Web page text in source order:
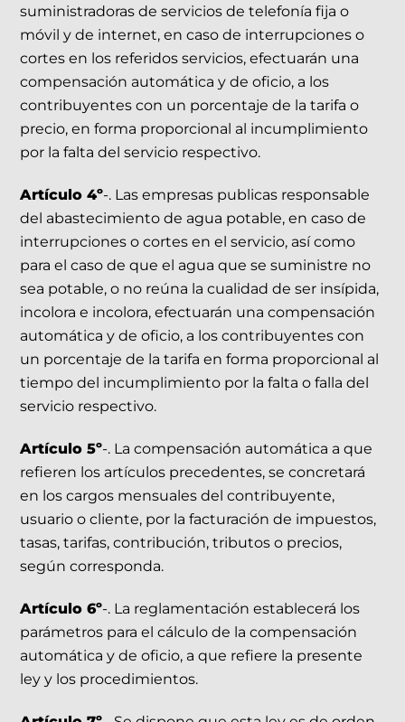
suministradoras de servicios de telefonía fija o
móvil y de internet, en caso de interrupciones o
cortes en los referidos servicios, efectuarán una
compensación automática y de oficio, a los
contribuyentes con un porcentaje de la tarifa o
precio, en forma proporcional al incumplimiento
por la falta del servicio respectivo.
Artículo 4º-. Las empresas publicas responsable
del abastecimiento de agua potable, en caso de
interrupciones o cortes en el servicio, así como
para el caso de que el agua que se suministre no
sea potable, o no reúna la cualidad de ser insípida,
incolora e incolora, efectuarán una compensación
automática y de oficio, a los contribuyentes con
un porcentaje de la tarifa en forma proporcional al
tiempo del incumplimiento por la falta o falla del
servicio respectivo.
Artículo 5º-. La compensación automática a que
refieren los artículos precedentes, se concretará
en los cargos mensuales del contribuyente,
usuario o cliente, por la facturación de impuestos,
tasas, tarifas, contribución, tributos o precios,
según corresponda.
Artículo 6º-. La reglamentación establecerá los
parámetros para el cálculo de la compensación
automática y de oficio, a que refiere la presente
ley y los procedimientos.